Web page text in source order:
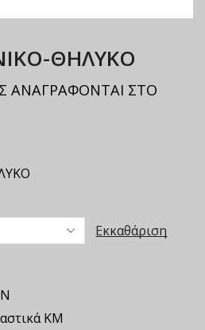
ΘΗΛΥΚΟ
ΑΝΑΓΡΑΦΟΝΤΑΙ ΣΤΟ
Εκκαθάριση
KM